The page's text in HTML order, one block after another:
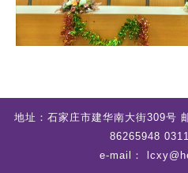
地址：石家庄市建华南大街309号
86265948
e-mail：